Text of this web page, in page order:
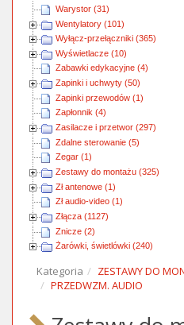
Warystor (31)
Wentylatory (101)
Wyłącz-przełączniki (365)
Wyświetlacze (10)
Zabawki edykacyjne (4)
Zapinki i uchwyty (50)
Zapinki przewodów (1)
Zapłonnik (4)
Zasilacze i przetwor (297)
Zdalne sterowanie (5)
Zegar (1)
Zestawy do montażu (325)
Zł antenowe (1)
Zł audio-video (1)
Złącza (1127)
Znicze (2)
Żarówki, świetlówki (240)
Kategoria ZESTAWY DO
PRZEDWZM. AUDIO